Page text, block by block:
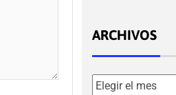
ARCHIVOS